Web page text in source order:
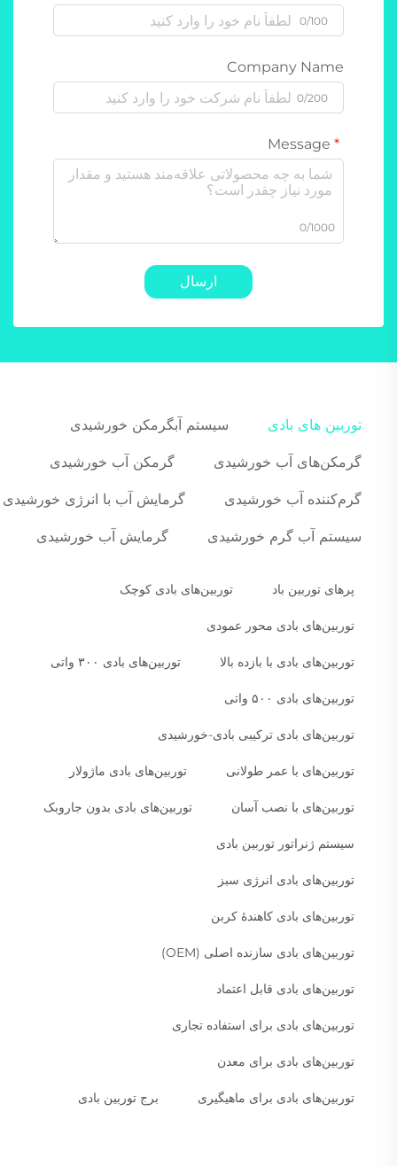
0/100
Company Name
0/200
0/1000
ارسال
توربین های بادی سیستم آبگرمکن خورشیدی
گرمکن‌های آب خورشیدی گرمکن آب خورشیدی
گرم‌کننده آب خورشیدی گرمایش آب با انرژی خورشیدی
سیستم آب گرم خورشیدی گرمایش آب خورشیدی
پرهای توربین باد توربین‌های بادی کوچک
توربین‌های بادی محور عمودی
توربین‌های بادی با بازده بالا توربین‌های بادی ۳۰۰ واتی
توربین‌های بادی ۵۰۰ واتی
توربین‌های بادی ترکیبی بادی-خورشیدی
توربین‌های با عمر طولانی توربین‌های بادی ماژولار
توربین‌های با نصب آسان توربین‌های بادی بدون جاروبک
سیستم ژنراتور توربین بادی
توربین‌های بادی انرژی سبز
توربین‌های بادی کاهندهٔ کربن
توربین‌های بادی سازنده اصلی (OEM)
توربین‌های بادی قابل اعتماد
توربین‌های بادی برای استفاده تجاری
توربین‌های بادی برای معدن
توربین‌های بادی برای ماهیگیری برج توربین بادی